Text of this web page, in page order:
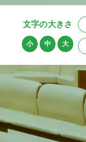
文字の大きさ
小 中 大